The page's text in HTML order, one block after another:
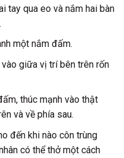
tay qua eo và nắm hai bàn
một nắm đấm.
giữa vị trí bên trên rốn
thúc mạnh vào thật
và về phía sau.
đến khi nào côn trùng
có thể thở một cách